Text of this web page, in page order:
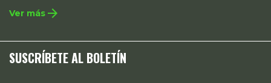
integral que contempla la incidencia en legislación y
estrategias de comunicación e investigación sobre el
estado de los derechos reproductivos en México.
Ver más arrow_forward
SUSCRÍBETE AL BOLETÍN